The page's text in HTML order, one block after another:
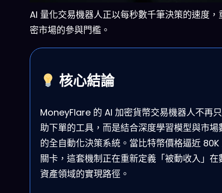
AI 量化交易機器人正以每秒數千筆決策的速度，
密市場的參與門檻。
核心結論
MoneyFlare 的 AI 加密貨幣交易機器人不再
助下單的工具，而是結合深度學習模型與市場
的全自動化決策系統。當比特幣價格逼近 80K
關卡，這套機制正在重新定義「被動收入」在
資產領域的實現路徑。